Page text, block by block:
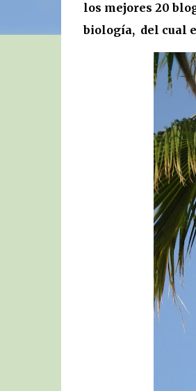
los mejores 20
biología, del cual